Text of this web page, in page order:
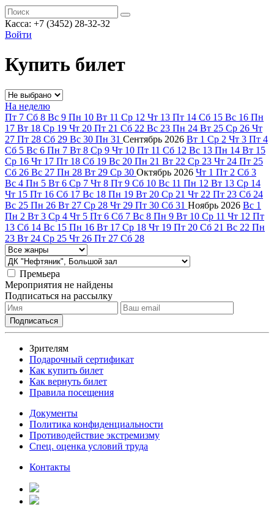
Касса: +7 (3452) 28-32-32
Войти
Купить билет
На неделю
Пт 7 Сб 8 Вс 9 Пн 10 Вт 11 Ср 12 Чт 13 Пт 14 Сб 15 Вс 16 Пн
17 Вт 18 Ср 19 Чт 20 Пт 21 Сб 22 Вс 23 Пн 24 Вт 25 Ср 26 Чт
27 Пт 28 Сб 29 Вс 30 Пн 31 Сентябрь 2026 Вт 1 Ср 2 Чт 3 Пт 4
Сб 5 Вс 6 Пн 7 Вт 8 Ср 9 Чт 10 Пт 11 Сб 12 Вс 13 Пн 14 Вт 15
Ср 16 Чт 17 Пт 18 Сб 19 Вс 20 Пн 21 Вт 22 Ср 23 Чт 24 Пт 25
Сб 26 Вс 27 Пн 28 Вт 29 Ср 30 Октябрь 2026 Чт 1 Пт 2 Сб 3
Вс 4 Пн 5 Вт 6 Ср 7 Чт 8 Пт 9 Сб 10 Вс 11 Пн 12 Вт 13 Ср 14
Чт 15 Пт 16 Сб 17 Вс 18 Пн 19 Вт 20 Ср 21 Чт 22 Пт 23 Сб 24
Вс 25 Пн 26 Вт 27 Ср 28 Чт 29 Пт 30 Сб 31 Ноябрь 2026 Вс 1
Пн 2 Вт 3 Ср 4 Чт 5 Пт 6 Сб 7 Вс 8 Пн 9 Вт 10 Ср 11 Чт 12 Пт
13 Сб 14 Вс 15 Пн 16 Вт 17 Ср 18 Чт 19 Пт 20 Сб 21 Вс 22 Пн
23 Вт 24 Ср 25 Чт 26 Пт 27 Сб 28
Премьера
Мероприятия не найдены
Подписаться на рассылку
Зрителям
Подарочный сертификат
Как купить билет
Как вернуть билет
Правила посещения
Документы
Политика конфиденциальности
Противодействие экстремизму
Спец. оценка условий труда
Контакты